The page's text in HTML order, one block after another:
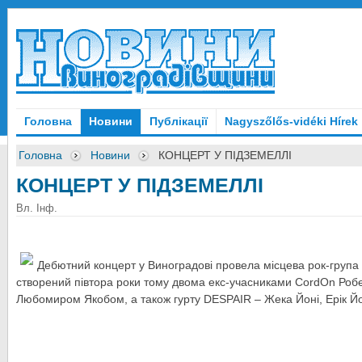
Головна Новини Публікації Nagyszőlős-vidéki Hírek
Головна Новини КОНЦЕРТ У ПІДЗЕМЕЛЛІ
КОНЦЕРТ У ПІДЗЕМЕЛЛІ
Вл. Інф.
Дебютний концерт у Виноградові провела місцева рок-
створений півтора роки тому двома екс-учасниками CordOn
Любомиром Якобом, а також гурту DESPAIR – Жека Йоні, Ерік